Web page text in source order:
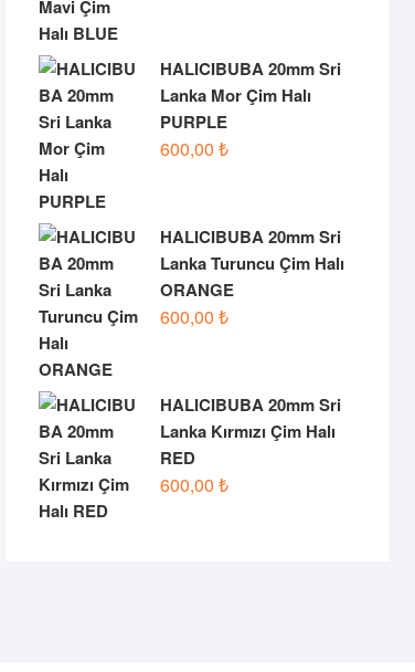
HALICIBUBA 20mm Sri
Lanka Mor Çim Halı
PURPLE
600,00 ₺
HALICIBUBA 20mm Sri
Lanka Turuncu Çim Halı
ORANGE
600,00 ₺
HALICIBUBA 20mm Sri
Lanka Kırmızı Çim Halı
RED
600,00 ₺